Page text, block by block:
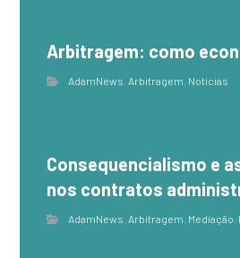
Arbitragem: como
AdamNews, Arbitragem, Notícias
Consequencialismo e
nos contratos
AdamNews, Arbitragem, Mediação,